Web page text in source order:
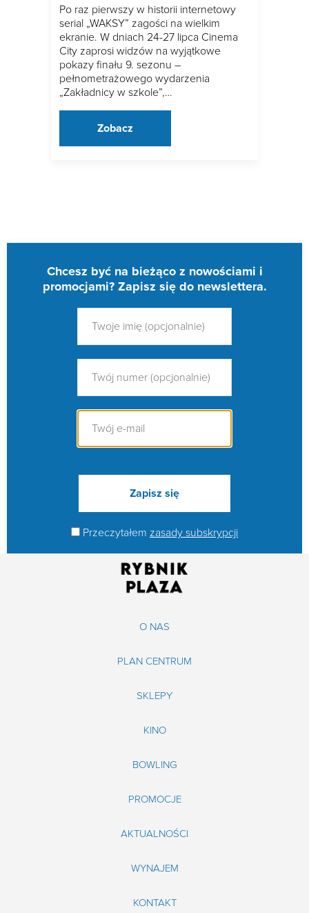
Po raz pierwszy w historii internetowy
serial „WAKSY” zagości na wielkim
ekranie. W dniach 24-27 lipca Cinema
City zaprosi widzów na wyjątkowe
pokazy finału 9. sezonu –
pełnometrażowego wydarzenia
„Zakładnicy w szkole”,…
Zobacz
Chcesz być na bieżąco z nowościami i
promocjami? Zapisz się do newslettera.
Przeczytałem zasady subskrypcji
O NAS
PLAN CENTRUM
SKLEPY
KINO
BOWLING
PROMOCJE
AKTUALNOŚCI
WYNAJEM
KONTAKT